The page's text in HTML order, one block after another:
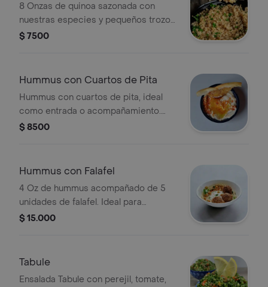
8 Onzas de quinoa sazonada con
nuestras especies y pequeños trozos
de perejil.
$ 7500
Hummus con Cuartos de Pita
Hummus con cuartos de pita, ideal
como entrada o acompañamiento.
Incluye aceite de oliva y pimentón
$ 8500
Hummus con Falafel
4 Oz de hummus acompañado de 5
unidades de falafel. Ideal para
compartir.
$ 15.000
Tabule
Ensalada Tabule con perejil, tomate,